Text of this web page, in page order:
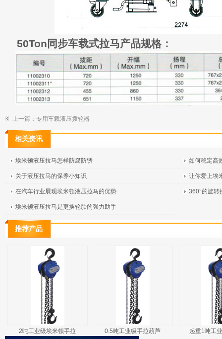
50Ton同步车载式拉马产品规格：
上一篇： 专用车载液压拨轮器
相关资讯
埃米顿液压拉马怎样防腐防锈 如何稳定高
关于液压拉马的保养小知识 让你爱上埃
在汽车行业展现埃米顿液压拉马的优势 360°的旋转
埃米顿液压拉马是更换轮胎的强力助手
推荐产品
2吨工业级埃米顿手拉 0.5吨工业级手拉葫芦 起重1吨工